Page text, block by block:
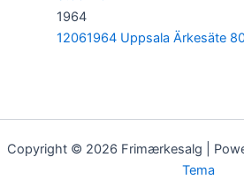
1964
12061964 Uppsala Ärkesäte
Copyright © 2026 Frimærkesalg |
Tema